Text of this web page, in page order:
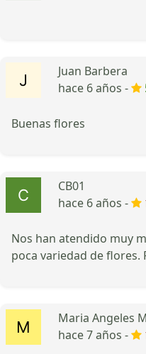
Juan Barbera
hace 6 años -
Buenas flores
CB01
hace 6 años -
Nos han atendido muy
poca variedad de flores.
Maria Angeles
hace 7 años -